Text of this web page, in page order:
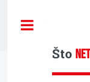
Što
Toggle